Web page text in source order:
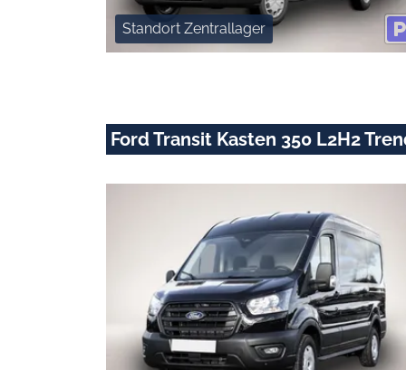
Standort Zentrallager
Ford Transit Kasten 350 L2H2